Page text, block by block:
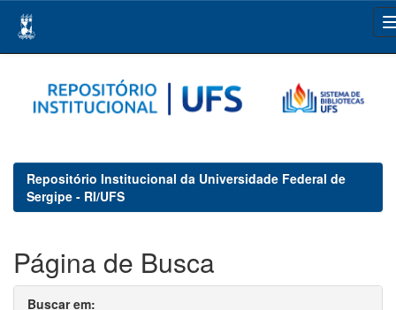
navigation
Repositório Institucional da Universidade Federal de
Sergipe - RI/UFS
Página de Busca
Buscar em: